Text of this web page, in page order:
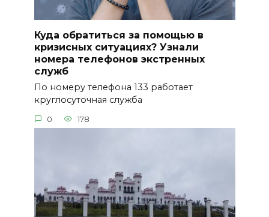
Куда обратиться за помощью в
кризисных ситуациях? Узнали
номера телефонов экстренных
служб
По номеру телефона 133 работает
круглосуточная служба
0 178